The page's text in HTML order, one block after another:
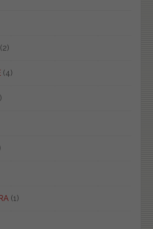
(2)
(4)
(1)